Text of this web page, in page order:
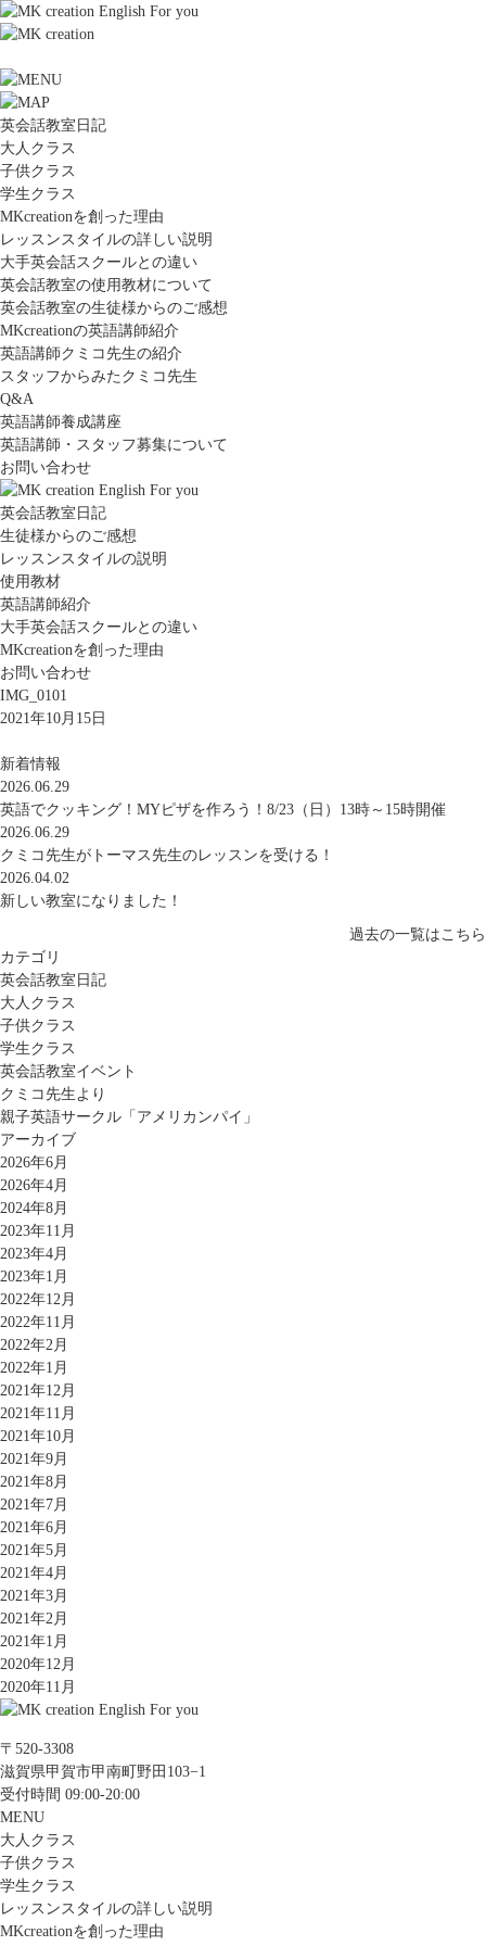
英会話教室日記
大人クラス
子供クラス
学生クラス
MKcreationを創った理由
レッスンスタイルの詳しい説明
大手英会話スクールとの違い
英会話教室の使用教材について
英会話教室の生徒様からのご感想
MKcreationの英語講師紹介
英語講師クミコ先生の紹介
スタッフからみたクミコ先生
Q&A
英語講師養成講座
英語講師・スタッフ募集について
お問い合わせ
英会話教室日記
生徒様からのご感想
レッスンスタイルの説明
使用教材
英語講師紹介
大手英会話スクールとの違い
MKcreationを創った理由
お問い合わせ
IMG_0101
2021年10月15日
新着情報
2026.06.29
英語でクッキング！MYピザを作ろう！8/23（日）13時～15時開催
2026.06.29
クミコ先生がトーマス先生のレッスンを受ける！
2026.04.02
新しい教室になりました！
過去の一覧はこちら
カテゴリ
英会話教室日記
大人クラス
子供クラス
学生クラス
英会話教室イベント
クミコ先生より
親子英語サークル「アメリカンパイ」
アーカイブ
2026年6月
2026年4月
2024年8月
2023年11月
2023年4月
2023年1月
2022年12月
2022年11月
2022年2月
2022年1月
2021年12月
2021年11月
2021年10月
2021年9月
2021年8月
2021年7月
2021年6月
2021年5月
2021年4月
2021年3月
2021年2月
2021年1月
2020年12月
2020年11月
〒520-3308
滋賀県甲賀市甲南町野田103−1
受付時間 09:00-20:00
MENU
大人クラス
子供クラス
学生クラス
レッスンスタイルの詳しい説明
MKcreationを創った理由